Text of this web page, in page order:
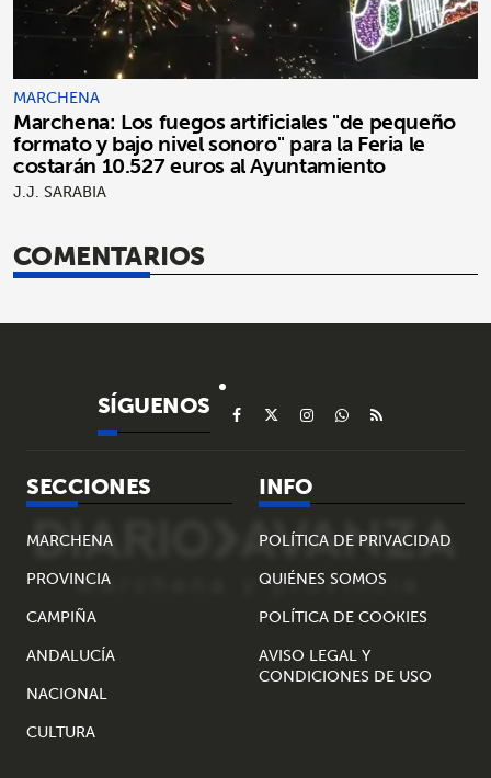
MARCHENA
Marchena: Los fuegos artificiales "de pequeño
formato y bajo nivel sonoro" para la Feria le
costarán 10.527 euros al Ayuntamiento
J.J. SARABIA
COMENTARIOS
SÍGUENOS
SECCIONES
MARCHENA
PROVINCIA
CAMPIÑA
ANDALUCÍA
NACIONAL
CULTURA
INFO
POLÍTICA DE PRIVACIDAD
QUIÉNES SOMOS
POLÍTICA DE COOKIES
AVISO LEGAL Y
CONDICIONES DE USO